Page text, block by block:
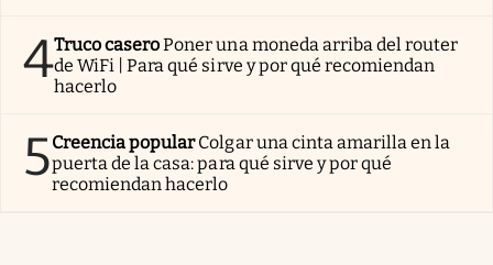
4Truco caseroPoner una moneda arriba del router
de WiFi | Para qué sirve y por qué recomiendan
hacerlo
5Creencia popularColgar una cinta amarilla en la
puerta de la casa: para qué sirve y por qué
recomiendan hacerlo